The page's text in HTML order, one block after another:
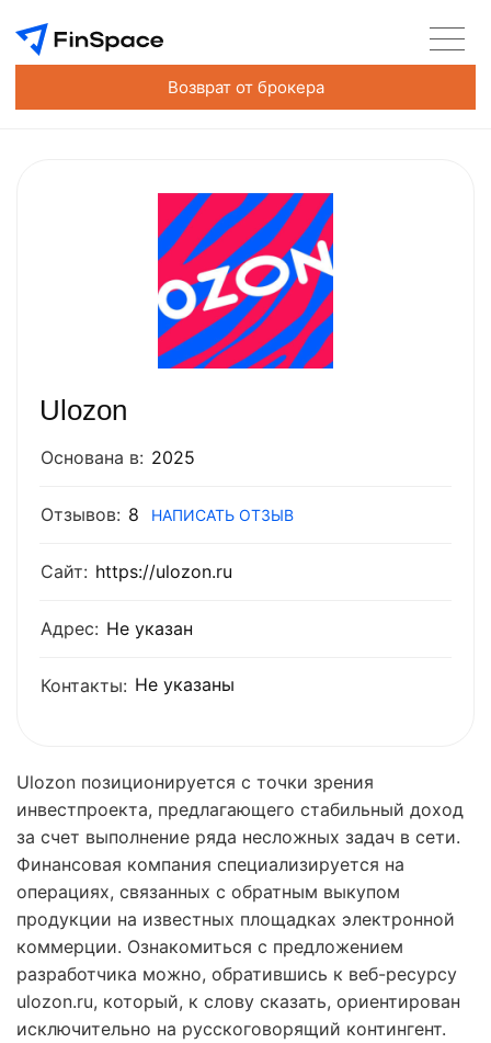
Возврат от брокера
Ulozon
Основана в: 2025
Отзывов: 8 НАПИСАТЬ ОТЗЫВ
Сайт: https://ulozon.ru
Адрес: Не указан
Контакты: Не указаны
Ulozon позиционируется с точки зрения
инвестпроекта, предлагающего стабильный доход
за счет выполнение ряда несложных задач в сети.
Финансовая компания специализируется на
операциях, связанных с обратным выкупом
продукции на известных площадках электронной
коммерции. Ознакомиться с предложением
разработчика можно, обратившись к веб-ресурсу
ulozon.ru, который, к слову сказать, ориентирован
исключительно на русскоговорящий контингент.